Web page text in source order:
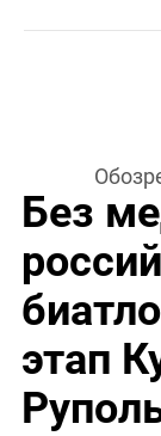
Без
этап